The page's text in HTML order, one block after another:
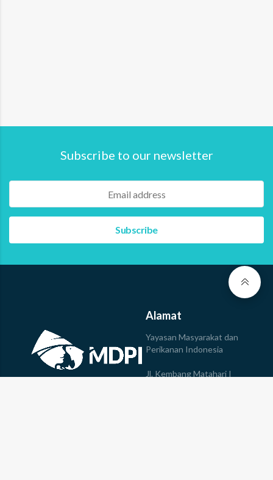
Subscribe to our newsletter
Alamat
Yayasan Masyarakat dan
Perikanan Indonesia
Jl. Kembang Matahari I